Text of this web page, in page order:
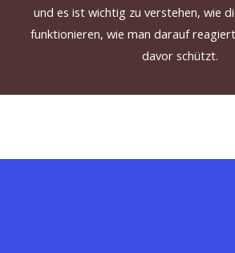
und es ist wichtig zu verstehen, wie
funktionieren, wie man darauf
davor schützt.